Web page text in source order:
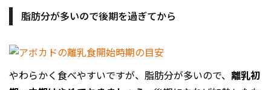
脂肪分が多いので後期を過ぎてから
やわらかく食べやすいですが、脂肪分が多いので、 離乳初